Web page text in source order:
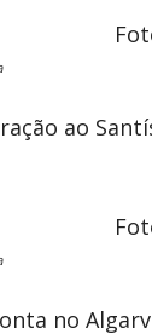
ao
no